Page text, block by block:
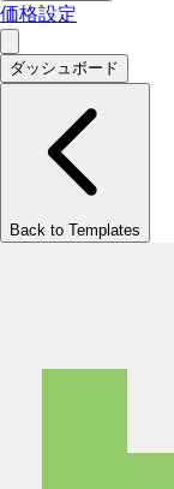
価格設定
ダッシュボード
Back to Templates